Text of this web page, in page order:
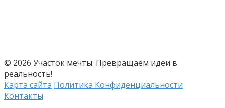
© 2026 Участок мечты: Превращаем идеи в
реальность!
Карта сайта Политика Конфиденциальности
Контакты